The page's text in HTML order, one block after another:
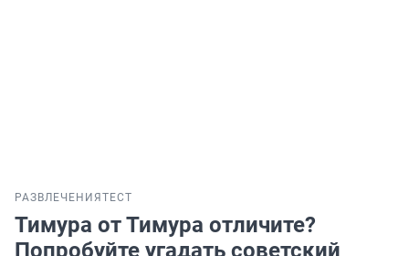
РАЗВЛЕЧЕНИЯ ТЕСТ
Тимура от Тимура отличите?
Попробуйте угадать советский